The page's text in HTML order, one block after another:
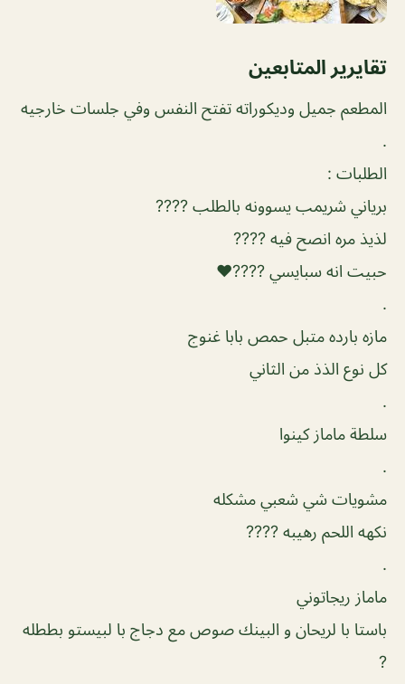
تقايرير المتابعين
‎المطعم جميل وديكوراته تفتح النفس ‎وفي جلسات خارجيه
.
.
.
.
.
‎باستا با لريحان و البينك صوص مع دجاج با لبيستو ‎بططله
?